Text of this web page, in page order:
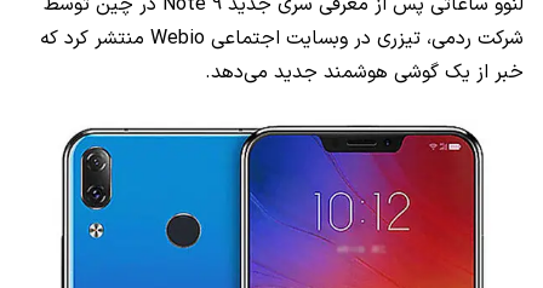
شرکت ردمی، تیزری در وبسایت اجتماعی Webio منتشر کرد که
خبر از یک گوشی هوشمند جدید می‌دهد.